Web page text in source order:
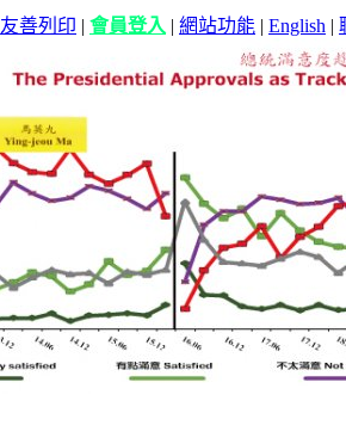
友善列印 | 會員登入 | 網站功能 | English |